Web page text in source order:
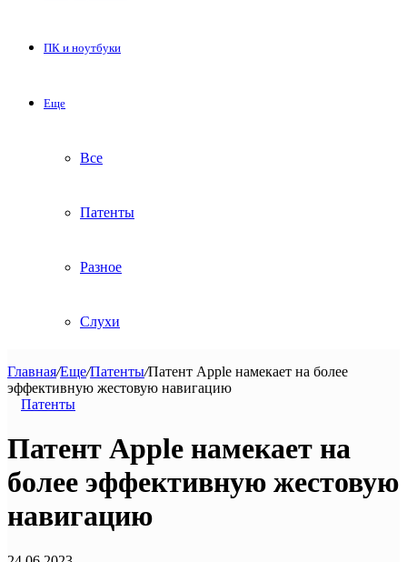
ПК и ноутбуки
Еще
Все
Патенты
Разное
Слухи
Главная/Еще/Патенты/Патент Apple намекает на более
эффективную жестовую навигацию
Патенты
Патент Apple намекает на
более эффективную жестовую
навигацию